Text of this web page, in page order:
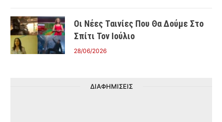
Οι Νέες Ταινίες Που Θα Δούμε Στο
Σπίτι Τον Ιούλιο
28/06/2026
ΔΙΑΦΗΜΙΣΕΙΣ